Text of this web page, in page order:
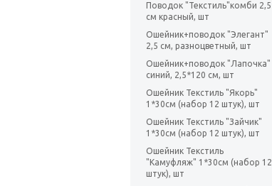
Поводок "Текстиль"комби 2,5
см красный, шт
Ошейник+поводок "Элегант"
2,5 см, разноцветный, шт
Ошейник+поводок "Лапочка"
синий, 2,5*120 см, шт
Ошейник Текстиль "Якорь"
1*30см (набор 12 штук), шт
Ошейник Текстиль "Зайчик"
1*30см (набор 12 штук), шт
Ошейник Текстиль
"Камуфляж" 1*30см (набор 12
штук), шт